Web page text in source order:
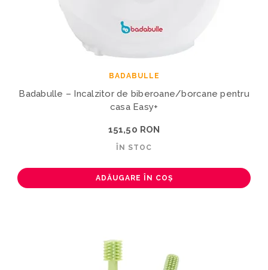
BADABULLE
Badabulle – Incalzitor de biberoane/borcane pentru
casa Easy+
151,50 RON
ÎN STOC
ADĂUGARE ÎN COȘ